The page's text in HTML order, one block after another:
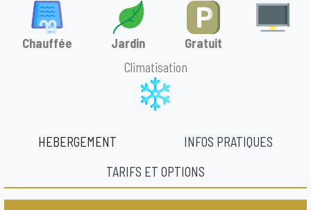
Chauffée Jardin Gratuit
Climatisation
HEBERGEMENT
INFOS PRATIQUES
TARIFS ET OPTIONS